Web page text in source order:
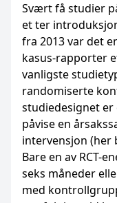
Svært få studier
et ter
fra 2013 var det
kasus-rapporter
vanligste
randomiserte
studiedesignet er
påvise en
intervensjon (her
Bare en av RCT-
seks måneder
med